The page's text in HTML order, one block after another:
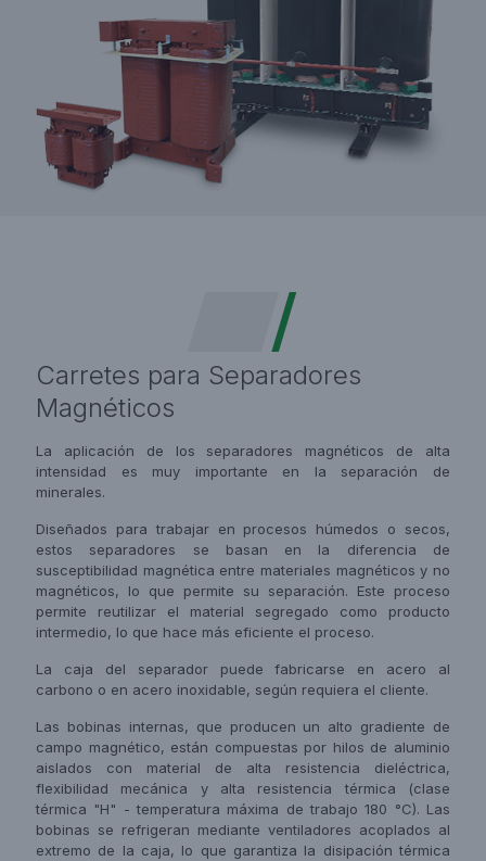
Carretes para Separadores
Magnéticos
La aplicación de los separadores magnéticos de alta
intensidad es muy importante en la separación de
minerales.
Diseñados para trabajar en procesos húmedos o secos,
estos separadores se basan en la diferencia de
susceptibilidad magnética entre materiales magnéticos y no
magnéticos, lo que permite su separación. Este proceso
permite reutilizar el material segregado como producto
intermedio, lo que hace más eficiente el proceso.
La caja del separador puede fabricarse en acero al
carbono o en acero inoxidable, según requiera el cliente.
Las bobinas internas, que producen un alto gradiente de
campo magnético, están compuestas por hilos de aluminio
aislados con material de alta resistencia dieléctrica,
flexibilidad mecánica y alta resistencia térmica (clase
térmica "H" - temperatura máxima de trabajo 180 °C). Las
bobinas se refrigeran mediante ventiladores acoplados al
extremo de la caja, lo que garantiza la disipación térmica